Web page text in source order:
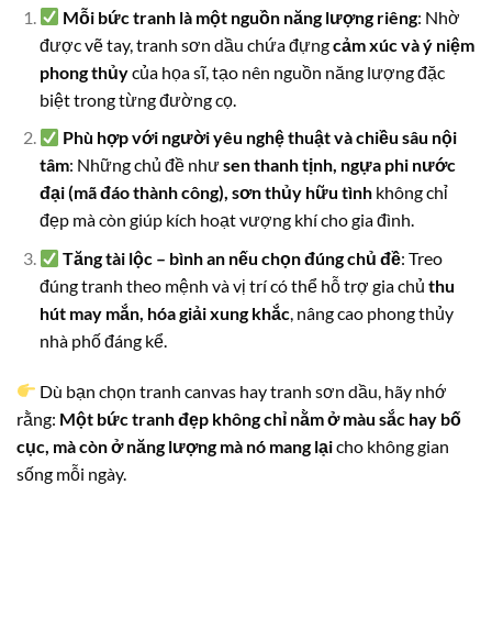
Mỗi bức tranh là một nguồn năng lượng riêng: Nhờ
được vẽ tay, tranh sơn dầu chứa đựngcảm xúc và ý niệm
phong thủycủa họa sĩ, tạo nên nguồn năng lượng đặc
biệt trong từng đường cọ.
Phù hợp với người yêu nghệ thuật và chiều sâu nội
tâm: Những chủ đề nhưsen thanh tịnh, ngựa phi nước
đại (mã đáo thành công), sơn thủy hữu tìnhkhông chỉ
đẹp mà còn giúp kích hoạt vượng khí cho gia đình.
Tăng tài lộc – bình an nếu chọn đúng chủ đề: Treo
đúng tranh theo mệnh và vị trí có thể hỗ trợ gia chủ thu
hút may mắn, hóa giải xung khắc, nâng cao phong thủy
nhà phố đáng kể.
Dù bạn chọn tranh canvas hay tranh sơn dầu, hãy nhớ
rằng: Một bức tranh đẹp không chỉ nằm ở màu sắc hay bố
cục, mà còn ở năng lượng mà nó mang lạicho không gian
sống mỗi ngày.